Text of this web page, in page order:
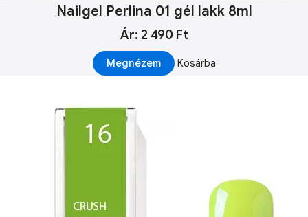
Nailgel Perlina 01 gél lakk 8ml
Ár: 2 490 Ft
Megnézem Kosárba